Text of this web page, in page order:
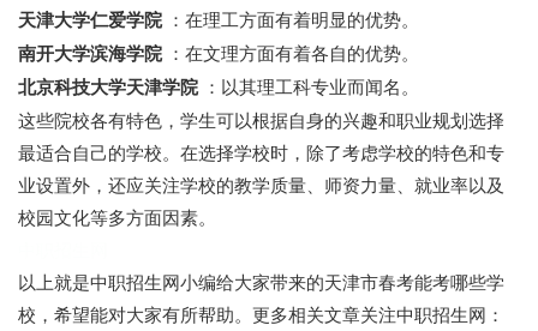
天津大学仁爱学院 ：在理工方面有着明显的优势。
南开大学滨海学院 ：在文理方面有着各自的优势。
北京科技大学天津学院 ：以其理工科专业而闻名。
这些院校各有特色，学生可以根据自身的兴趣和职业规划选择
最适合自己的学校。在选择学校时，除了考虑学校的特色和专
业设置外，还应关注学校的教学质量、师资力量、就业率以及
校园文化等多方面因素。
以上就是中职招生网小编给大家带来的天津市春考能考哪些学
校，希望能对大家有所帮助。更多相关文章关注中职招生网：